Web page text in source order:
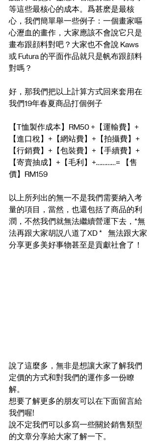
等這些最核心的成本。爲甚麽是最核
心，我們簡單舉一些例子：一個畫家嘔
心瀝血的畫作，大家應該不會說它只是
畫布跟顔料對吧？大家也不會說 Kaws
或 Futura 的平面作品就只是帆布跟顔料
對嗎？
好，那我們把以上計算方式回來套用在
我們19年春夏商品打個例子
【T恤製作成本】RM50 +【運輸費】+
【進口稅】+【網站費】+【拍攝費】+
【行銷費】+【包裝費】+【手續費】+
【寄賣抽成】+【毛利】+…………= 【售
價】RM159
以上所列出的無一不是我們需要納入考
量的項目，當然，也還包括了商品的利
潤，不然我們就無法繼續營運下去，*無
法再跟大家胡説八道了XD *    無法跟大家
分享更多美好事物甚至是貢獻社會了！
說了這麼多，無非是想讓大家了解我們
定價的方式和對我們的運作多一份瞭
解。
想要了解更多的朋友可以在下面留言給
我們喔!
說不定我們可以多寫一些關於銷售類型
的文章分享給大家了解一下。